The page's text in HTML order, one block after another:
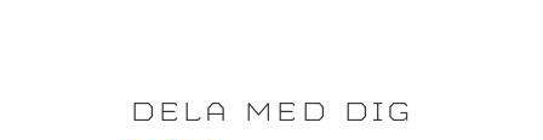
DELA MED DIG